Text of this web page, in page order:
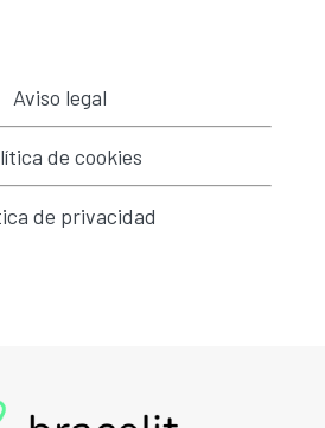
Aviso legal
de cookies
de privacidad